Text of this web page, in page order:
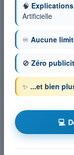
🧠
Artificielle
♾️ Aucune
🚫 Zéro
✨ ...et bien
💻